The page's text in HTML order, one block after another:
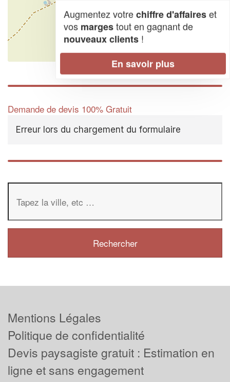
Demande de devis 100% Gratuit
Erreur lors du chargement du formulaire
Augmentez votrechiffre d'affaireset
vos margestout en gagnant de
nouveaux clients !
En savoir plus
Mentions Légales
Politique de confidentialité
Devis paysagiste gratuit : Estimation en
ligne et sans engagement